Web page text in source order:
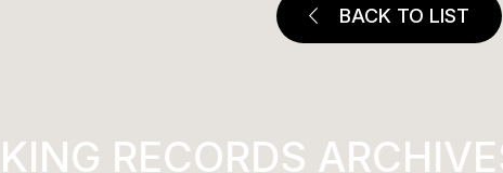
BACK TO LIST
KING RECORDS ARCHIVES